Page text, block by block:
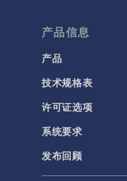
产品信息
产品
技术规格表
许可证选项
系统要求
发布回顾